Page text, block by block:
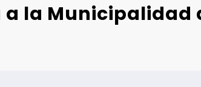
la Municipalidad